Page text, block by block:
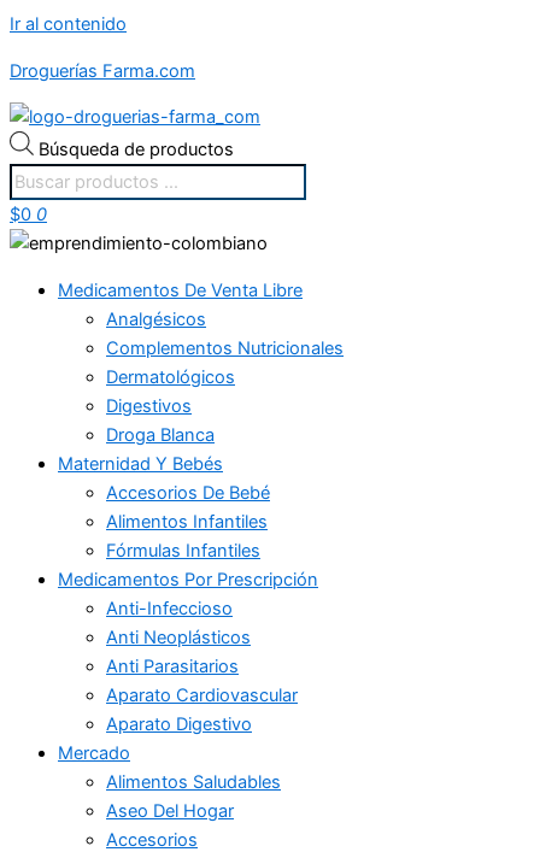
Ir al contenido
Droguerías Farma.com
Búsqueda de productos
$0 0
Medicamentos De Venta Libre
Analgésicos
Complementos Nutricionales
Dermatológicos
Digestivos
Droga Blanca
Maternidad Y Bebés
Accesorios De Bebé
Alimentos Infantiles
Fórmulas Infantiles
Medicamentos Por Prescripción
Anti-Infeccioso
Anti Neoplásticos
Anti Parasitarios
Aparato Cardiovascular
Aparato Digestivo
Mercado
Alimentos Saludables
Aseo Del Hogar
Accesorios